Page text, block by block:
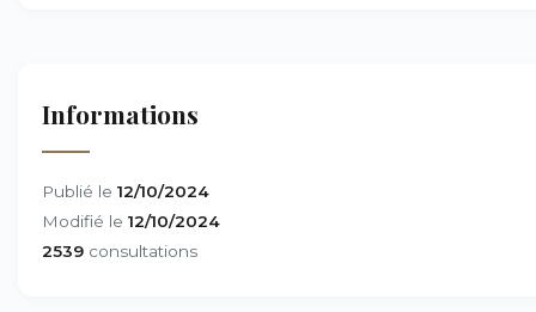
Informations
Publié le 12/10/2024
Modifié le 12/10/2024
2539 consultations